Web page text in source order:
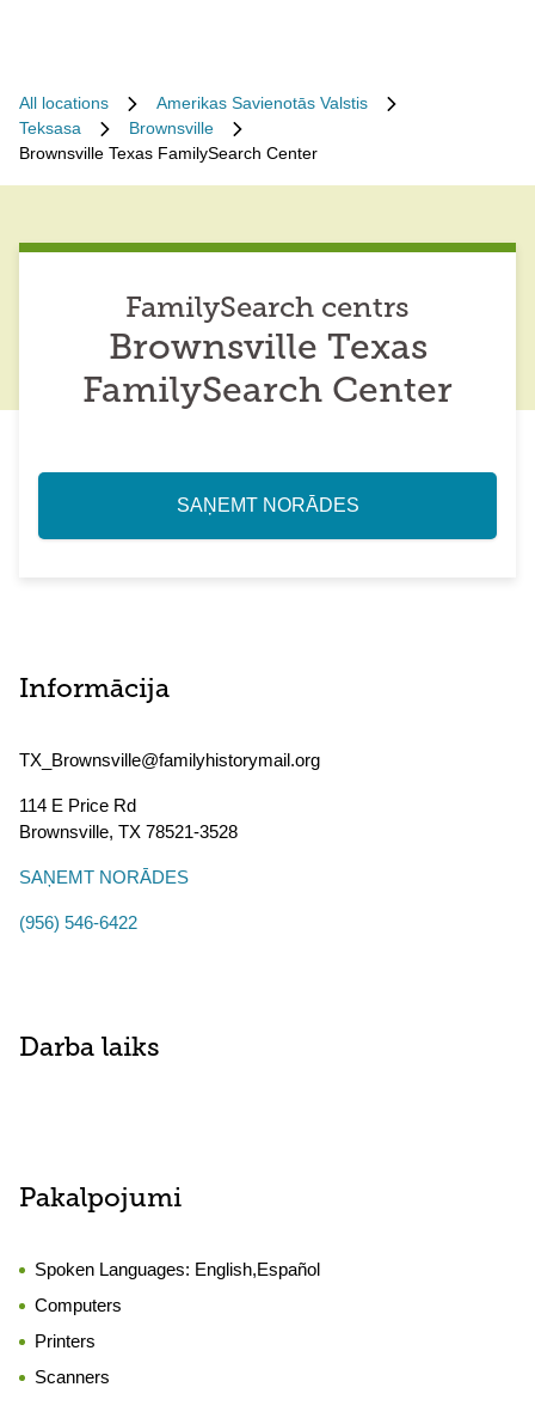
All locations
Amerikas Savienotās Valstis
Teksasa
Brownsville
Brownsville Texas FamilySearch Center
FamilySearch centrs
Brownsville Texas
FamilySearch Center
SAŅEMT NORĀDES
Informācija
TX_Brownsville@familyhistorymail.org
114 E Price Rd
Brownsville, TX 78521-3528
SAŅEMT NORĀDES
(956) 546-6422
Darba laiks
Pakalpojumi
Spoken Languages: English,Español
Computers
Printers
Scanners